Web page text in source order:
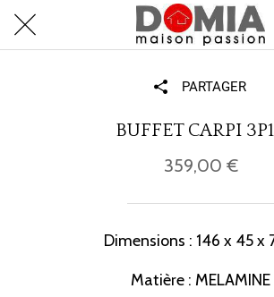
PARTAGER
BUFFET CARPI
359,00 €
Dimensions : 146 x 45 x
Matière : MELAMINE